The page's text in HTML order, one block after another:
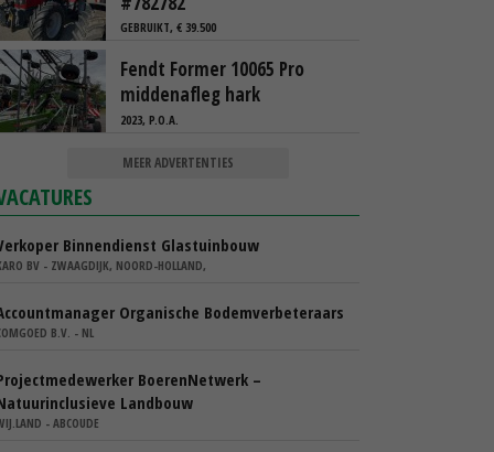
GEBRUIKT, € 39.500
Fendt Former 10065 Pro
middenafleg hark
2023, P.O.A.
MEER ADVERTENTIES
Binnendienst Glastuinbouw
BV - ZWAAGDIJK, NOORD-HOLLAND,
Organische Bodemverbeteraars
B.V. - NL
BoerenNetwerk –
Landbouw
- ABCOUDE